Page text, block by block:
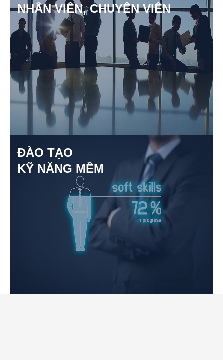
NHÂN VIÊN, CHUYÊN VIÊN
ĐÀO TẠO
KỸ NĂNG MỀM